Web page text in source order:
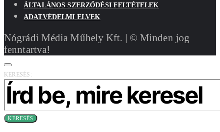
ÁLTALÁNOS SZERZŐDÉSI FELTÉTELEK
ADATVÉDELMI ELVEK
Nógrádi Média Műhely Kft. | © Minden jog
fenntartva!
KERESÉS:
KERESÉS